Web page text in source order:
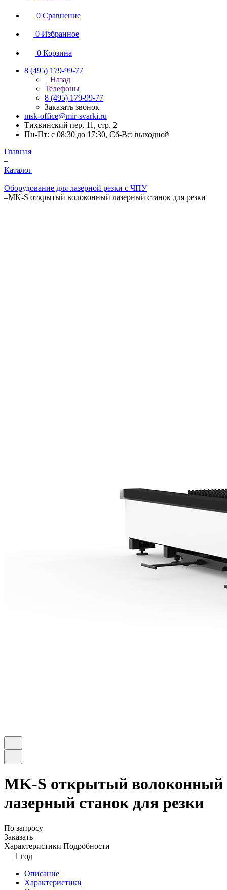
0 Сравнение
0 Избранное
0 Корзина
8 (495) 179-99-77
Назад
Телефоны
8 (495) 179-99-77
Заказать звонок
msk-office@mir-svarki.ru
Тихвинский пер, 11, стр. 2
Пн-Пт: с 08:30 до 17:30, Сб-Вс: выходной
Главная
–
Каталог
–
Оборудование для лазерной резки с ЧПУ
–MK-S открытый волоконный лазерный станок для резки
MK-S открытый волоконный
лазерный станок для резки
По запросу
Заказать
Характеристики Подробности
1 год
Описание
Характеристики